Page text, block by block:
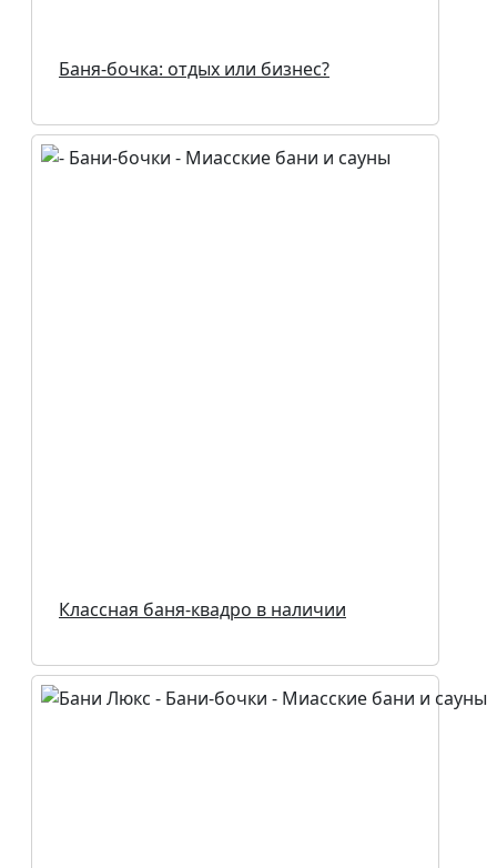
Баня-бочка: отдых или бизнес?
Классная баня-квадро в наличии